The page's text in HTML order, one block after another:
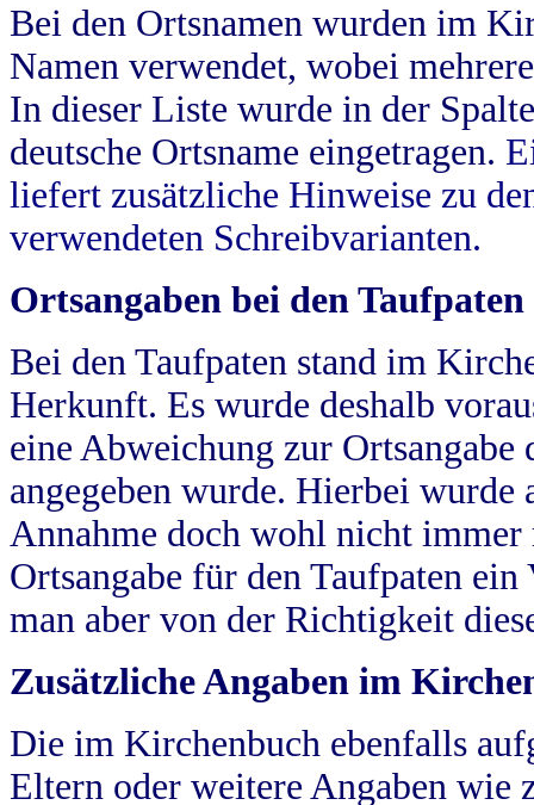
Bei den Ortsnamen wurden im
Namen verwendet, wobei
In dieser Liste wurde in der
deutsche Ortsname eingetragen.
liefert zusätzliche Hinweise zu
verwendeten Schreibvarianten.
Ortsangaben bei den Taufpaten
Bei den Taufpaten stand im
Herkunft. Es wurde deshalb
eine Abweichung zur
angegeben wurde. Hierbei wurde
Annahme doch wohl nicht
Ortsangabe für den Taufpaten
man aber von der Richtigkeit
Zusätzliche Angaben im
Die im Kirchenbuch ebenfalls
Eltern oder weitere Angaben wie